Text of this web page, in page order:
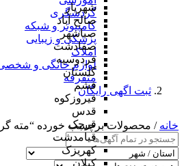
شهریار
صالح آباد
صباشهر
صفادشت
فردوسیه
گلستان
فشم
فیروزکوه
قدس
قرچک
قیامدشت
کهریزک
کیلان
گردشگری
کامپیوتر و شبکه
پزشکی و زیبایی
املاک
لوازم خانگی و
متفرقه
ثبت اگهی رایگان
خانه / محصولات برچسب خورده “مته